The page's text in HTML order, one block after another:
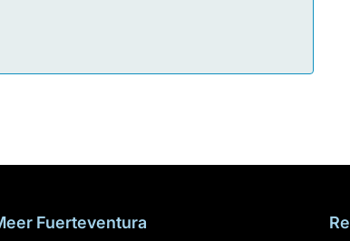
Fuerteventura